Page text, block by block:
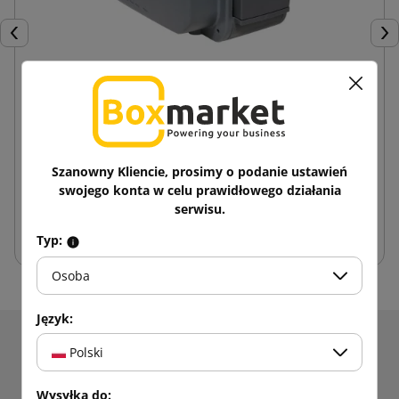
Poprzedni
Dyspenser automatyczny do papierowej taśmy
klejącej na mokro
od 8 163,10 zł brutto
Otrzymuj informacje o nowościach i promocjach.
Zyskaj 5% rabatu na pierwsze
Szanowny Kliencie, prosimy o podanie ustawień
swojego konta w celu prawidłowego działania
serwisu.
Typ:
Osoba
Język:
Polski
Wysyłka do: